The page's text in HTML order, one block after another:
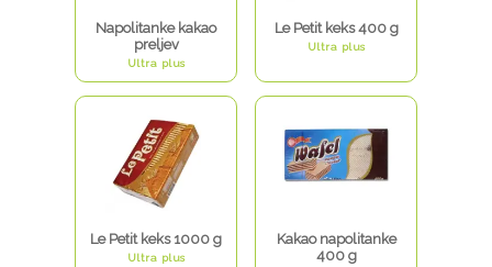
Napolitanke kakao
preljev
Ultra plus
Le Petit keks 400 g
Ultra plus
Le Petit keks 1000 g
Ultra plus
Kakao napolitanke
400 g